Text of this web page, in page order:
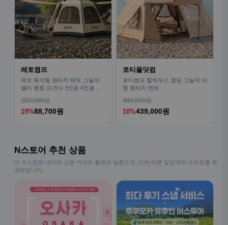
레토캠프
레토 육각돔 원터치 텐트 그늘막
쉘터 캠핑 피크닉 3인용 4인용 패
109,900원
19%88,700원
로티몰닷컴
로티캠프 힐하우스 캠핑 그늘막 대
형 원터치 텐트
489,000원
10%439,000원
N스토어 추천 상품
이 포스팅은 네이버 쇼핑 커넥트 활동의 일환으로, 이에 따른 일정액의 수수료를 제
공받습니다.